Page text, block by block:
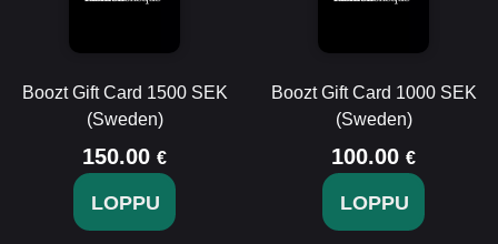
Boozt Gift Card 1500 SEK
(Sweden)
150.00 €
LOPPU
Boozt Gift Card 1000 SEK
(Sweden)
100.00 €
LOPPU